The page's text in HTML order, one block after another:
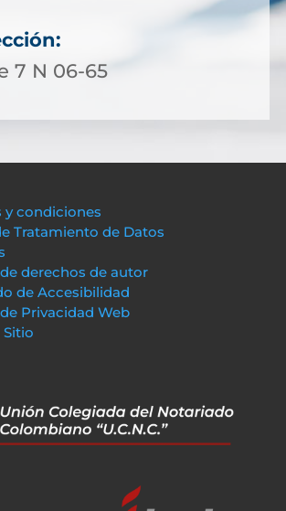
7 N 06-65
y condiciones
Tratamiento de Datos
derechos de autor
de Accesibilidad
Privacidad Web
Sitio